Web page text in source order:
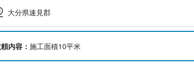
大分県速見郡
内容： 施工面積10平米